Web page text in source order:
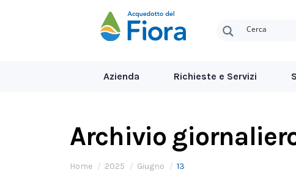
Azienda Richieste e Servizi
Archivio
Tu sei qui:
Home 2025 Giugno 13